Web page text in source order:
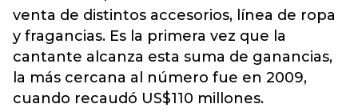
venta de distintos accesorios, línea de ropa
y fragancias. Es la primera vez que la
cantante alcanza esta suma de ganancias,
la más cercana al número fue en 2009,
cuando recaudó US$110 millones.